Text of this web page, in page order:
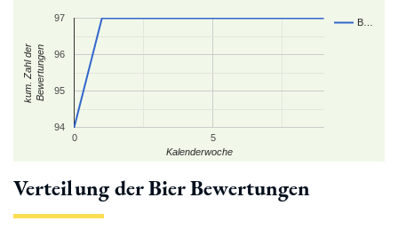
B…
0 5
94
95
96
97
Kalenderwoche
kum. Zahl derBewertungen
Verteilung der Bier Bewertungen